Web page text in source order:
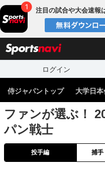
注目の試合や大会速報
ログイン
侍ジャパントップ 大学日
ファンが選ぶ！
パン戦士
投手編 捕手